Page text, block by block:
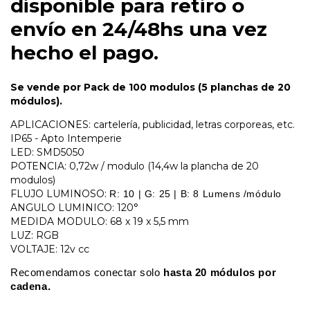
disponible para retiro o
envío en 24/48hs una vez
hecho el pago.
Se vende por Pack de 100 modulos (5 planchas de 20
módulos).
APLICACIONES: cartelería, publicidad, letras corporeas, etc.
IP65 - Apto Intemperie
LED: SMD5050
POTENCIA: 0,72w / modulo (14,4w la plancha de 20
modulos)
FLUJO LUMINOSO: R: 10 | G: 25 | B: 8 Lumens /módulo
ANGULO LUMINICO: 120°
MEDIDA MODULO: 68 x 19 x 5,5 mm
LUZ: RGB
VOLTAJE: 12v cc
Recomendamos conectar solo hasta 20 módulos por
cadena.